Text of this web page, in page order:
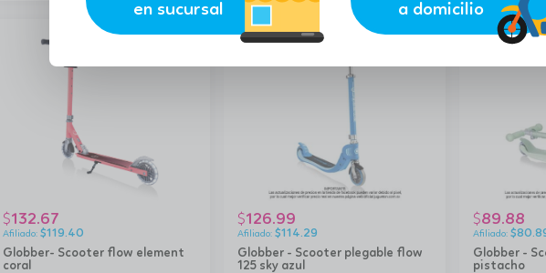
en sucursal
a domicilio
Globber- Scooter flow element
coral
$132.67
$119.40
Globber - Scooter plegable flow
125 sky azul
$126.99
$114.29
Globber -
pistacho
$89.88
$